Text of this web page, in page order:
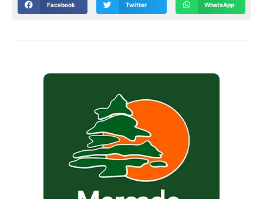
Facebook Twitter WhatsApp